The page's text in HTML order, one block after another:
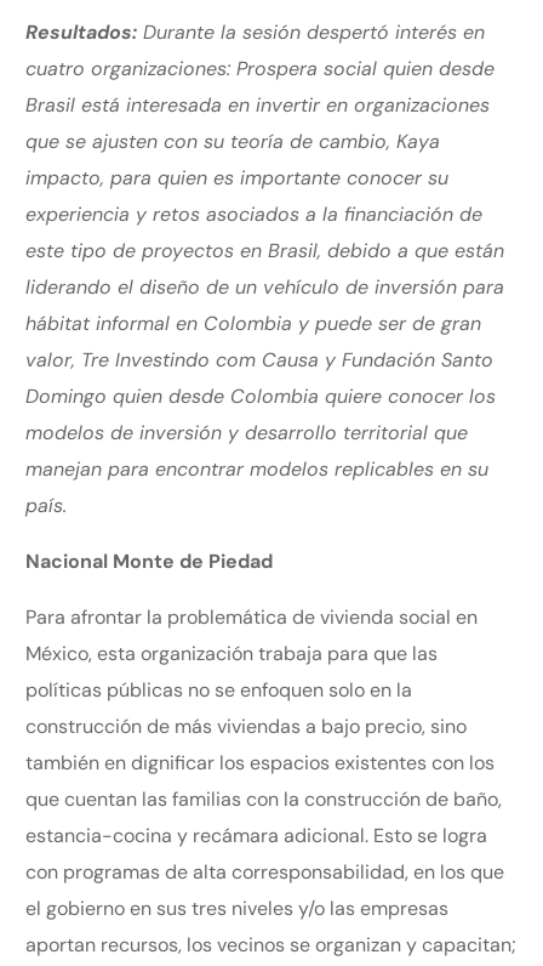
Resultados: Durante la sesión despertó interés en
cuatro organizaciones: Prospera social quien desde
Brasil está interesada en invertir en organizaciones
que se ajusten con su teoría de cambio, Kaya
impacto, para quien es importante conocer su
experiencia y retos asociados a la financiación de
este tipo de proyectos en Brasil, debido a que están
liderando el diseño de un vehículo de inversión para
hábitat informal en Colombia y puede ser de gran
valor, Tre Investindo com Causa y Fundación Santo
Domingo quien desde Colombia quiere conocer los
modelos de inversión y desarrollo territorial que
manejan para encontrar modelos replicables en su
país.
Nacional Monte de Piedad
Para afrontar la problemática de vivienda social en
México, esta organización trabaja para que las
políticas públicas no se enfoquen solo en la
construcción de más viviendas a bajo precio, sino
también en dignificar los espacios existentes con los
que cuentan las familias con la construcción de baño,
estancia-cocina y recámara adicional. Esto se logra
con programas de alta corresponsabilidad, en los que
el gobierno en sus tres niveles y/o las empresas
aportan recursos, los vecinos se organizan y capacitan;